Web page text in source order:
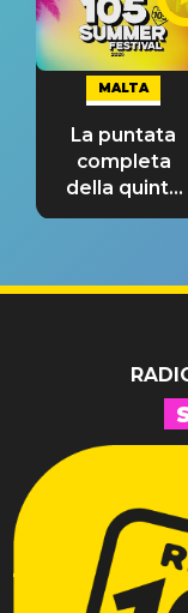
MALTA
La puntata
completa
della quinta
tappa